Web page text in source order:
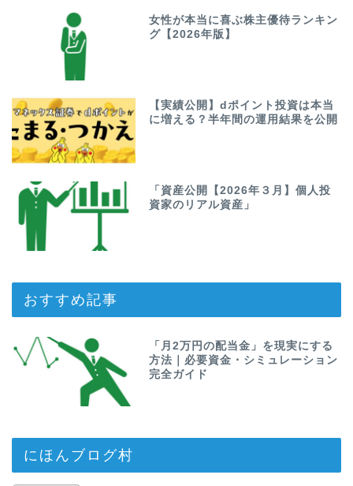
女性が本当に喜ぶ株主優待ランキン
グ【2026年版】
【実績公開】dポイント投資は本当
に増える？半年間の運用結果を公開
「資産公開【2026年３月】個人投
資家のリアル資産」
おすすめ記事
「月2万円の配当金」を現実にする
方法｜必要資金・シミュレーション
完全ガイド
にほんブログ村